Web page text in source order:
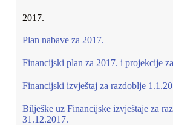
2017.
Plan nabave za 2017.
Financijski plan za 2017. i projekcije
Financijski izvještaj za razdoblje
Bilješke uz Financijske izvještaje za
31.12.2017.